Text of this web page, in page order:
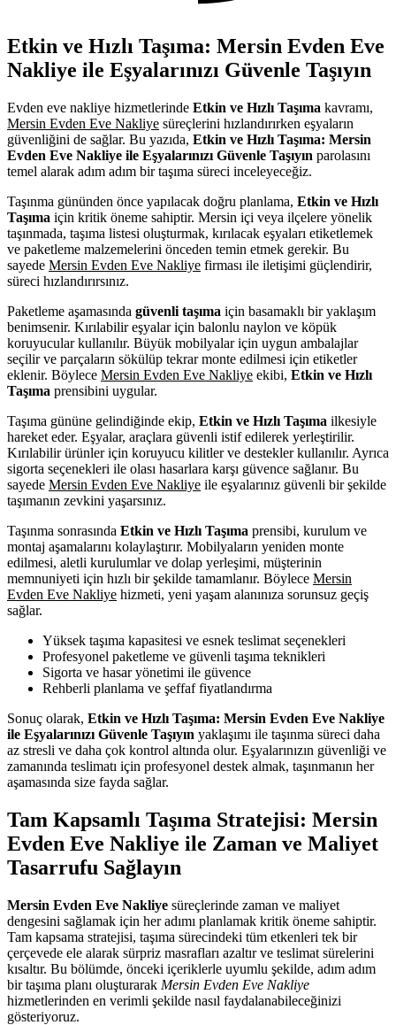
Etkin ve Hızlı Taşıma: Mersin Evden Eve
Nakliye ile Eşyalarınızı Güvenle Taşıyın
Evden eve nakliye hizmetlerinde Etkin ve Hızlı Taşıma kavramı,
Mersin Evden Eve Nakliye süreçlerini hızlandırırken eşyaların
güvenliğini de sağlar. Bu yazıda, Etkin ve Hızlı Taşıma: Mersin
Evden Eve Nakliye ile Eşyalarınızı Güvenle Taşıyın parolasını
temel alarak adım adım bir taşıma süreci inceleyeceğiz.
Taşınma gününden önce yapılacak doğru planlama, Etkin ve Hızlı
Taşıma için kritik öneme sahiptir. Mersin içi veya ilçelere yönelik
taşınmada, taşıma listesi oluşturmak, kırılacak eşyaları etiketlemek
ve paketleme malzemelerini önceden temin etmek gerekir. Bu
sayede Mersin Evden Eve Nakliye firması ile iletişimi güçlendirir,
süreci hızlandırırsınız.
Paketleme aşamasında güvenli taşıma için basamaklı bir yaklaşım
benimsenir. Kırılabilir eşyalar için balonlu naylon ve köpük
koruyucular kullanılır. Büyük mobilyalar için uygun ambalajlar
seçilir ve parçaların sökülüp tekrar monte edilmesi için etiketler
eklenir. Böylece Mersin Evden Eve Nakliye ekibi, Etkin ve Hızlı
Taşıma prensibini uygular.
Taşıma gününe gelindiğinde ekip, Etkin ve Hızlı Taşıma ilkesiyle
hareket eder. Eşyalar, araçlara güvenli istif edilerek yerleştirilir.
Kırılabilir ürünler için koruyucu kilitler ve destekler kullanılır. Ayrıca
sigorta seçenekleri ile olası hasarlara karşı güvence sağlanır. Bu
sayede Mersin Evden Eve Nakliye ile eşyalarınız güvenli bir şekilde
taşımanın zevkini yaşarsınız.
Taşınma sonrasında Etkin ve Hızlı Taşıma prensibi, kurulum ve
montaj aşamalarını kolaylaştırır. Mobilyaların yeniden monte
edilmesi, aletli kurulumlar ve dolap yerleşimi, müşterinin
memnuniyeti için hızlı bir şekilde tamamlanır. Böylece Mersin
Evden Eve Nakliye hizmeti, yeni yaşam alanınıza sorunsuz geçiş
sağlar.
Yüksek taşıma kapasitesi ve esnek teslimat seçenekleri
Profesyonel paketleme ve güvenli taşıma teknikleri
Sigorta ve hasar yönetimi ile güvence
Rehberli planlama ve şeffaf fiyatlandırma
Sonuç olarak, Etkin ve Hızlı Taşıma: Mersin Evden Eve Nakliye
ile Eşyalarınızı Güvenle Taşıyın yaklaşımı ile taşınma süreci daha
az stresli ve daha çok kontrol altında olur. Eşyalarınızın güvenliği ve
zamanında teslimatı için profesyonel destek almak, taşınmanın her
aşamasında size fayda sağlar.
Tam Kapsamlı Taşıma Stratejisi: Mersin
Evden Eve Nakliye ile Zaman ve Maliyet
Tasarrufu Sağlayın
Mersin Evden Eve Nakliye süreçlerinde zaman ve maliyet
dengesini sağlamak için her adımı planlamak kritik öneme sahiptir.
Tam kapsama stratejisi, taşıma sürecindeki tüm etkenleri tek bir
çerçevede ele alarak sürpriz masrafları azaltır ve teslimat sürelerini
kısaltır. Bu bölümde, önceki içeriklerle uyumlu şekilde, adım adım
bir taşıma planı oluşturarak Mersin Evden Eve Nakliye
hizmetlerinden en verimli şekilde nasıl faydalanabileceğinizi
gösteriyoruz.